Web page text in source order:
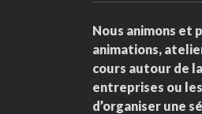
Nous animons et
animations,
cours autour de
entreprises ou
d’organiser une